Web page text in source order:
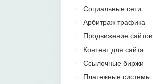
Социальные сети
Арбитраж трафика
Продвижение сайтов
Контент для сайта
Ссылочные биржи
Платежные системы